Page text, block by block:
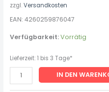
zzgl.Versandkosten
EAN: 4260259876047
Verfügbarkeit:Vorrätig
Lieferzeit:1 bis 3 Tage*
IN DEN